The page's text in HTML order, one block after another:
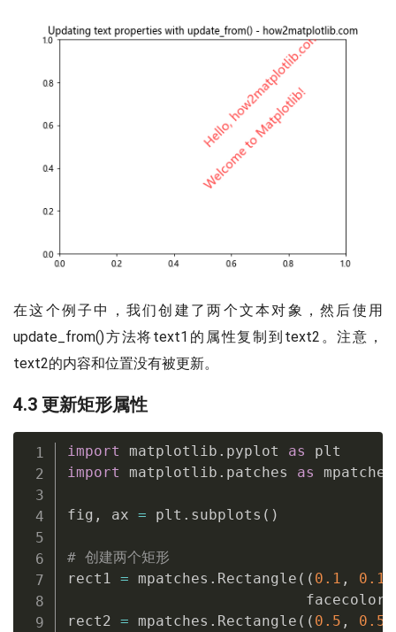
在这个例子中，我们创建了两个文本对象，然后使用
update_from()方法将text1的属性复制到text2。注意，
text2的内容和位置没有被更新。
4.3 更新矩形属性
import matplotlib . pyplot as
import matplotlib . patches as mpatches
fig , ax = plt . subplots ( )
# 创建两个矩形
rect1 = mpatches . Rectangle ( ( 0.1 , 0.1
                           facecolor
rect2 = mpatches . Rectangle ( ( 0.5 , 0.5